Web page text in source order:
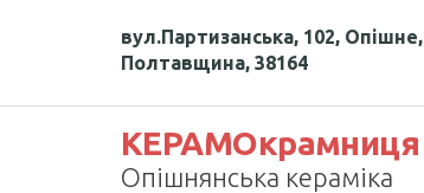
вул.Партизанська, 102, Опішне,
Полтавщина, 38164
КЕРАМОкрамниця
Опішнянська кераміка